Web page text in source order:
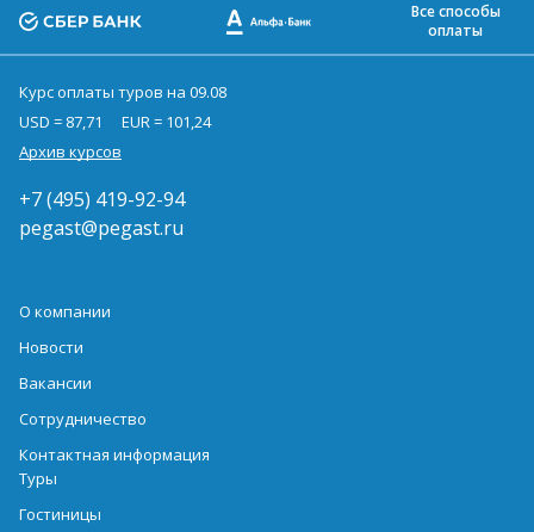
Все способы
оплаты
Курс оплаты туров на 09.08
USD = 87,71
EUR = 101,24
Архив курсов
+7 (495) 419-92-94
pegast@pegast.ru
О компании
Новости
Вакансии
Сотрудничество
Контактная информация
Туры
Гостиницы